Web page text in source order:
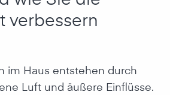
verbessern
im Haus entstehen durch
Luft und äußere Einflüsse.